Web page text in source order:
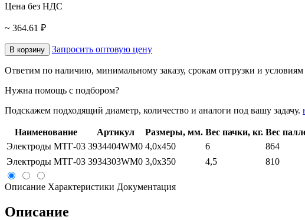
Цена без НДС
~ 364.61 ₽
В корзину Запросить оптовую цену
Ответим по наличию, минимальному заказу, срокам отгрузки и условиям
Нужна помощь с подбором?
Подскажем подходящий диаметр, количество и аналоги под вашу задачу.
Наименование Артикул Размеры, мм. Вес пачки, кг. Вес
Электроды МТГ-03 3934404WM0 4,0х450 6 864
Электроды МТГ-03 3934303WM0 3,0х350 4,5 810
Описание Характеристики Документация
Описание